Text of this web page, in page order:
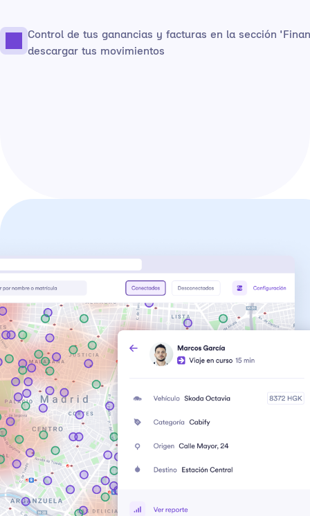
Control de tus ganancias y facturas en la sección
descargar tus movimientos